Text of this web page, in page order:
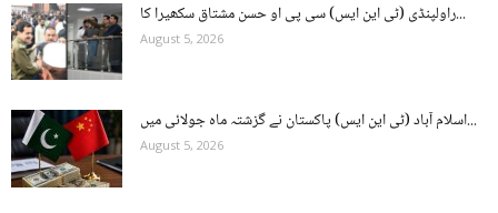
راولپنڈی (ٹی این ایس) سی پی او حسن مشتاق سکھیرا کا...
August 5, 2026
اسلام آباد (ٹی این ایس) پاکستان نے گزشتہ ماہ جولائی میں...
August 5, 2026